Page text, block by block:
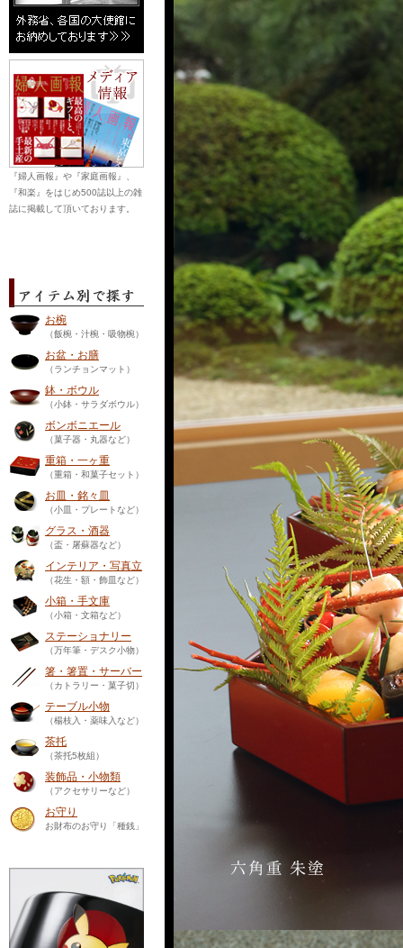
『婦人画報』や『家庭画報』、
『和楽』をはじめ500誌以上の雑
誌に掲載して頂いております。
お椀
（飯椀・汁椀・吸物椀）
お盆・お膳
（ランチョンマット）
鉢・ボウル
（小鉢・サラダボウル）
ボンボニエール
（菓子器・丸器など）
重箱・一ヶ重
（重箱・和菓子セット）
お皿・銘々皿
（小皿・プレートなど）
グラス・酒器
（盃・屠蘇器など）
インテリア・写真立
（花生・額・飾皿など）
小箱・手文庫
（小箱・文箱など）
ステーショナリー
（万年筆・デスク小物）
箸・箸置・サーバー
（カトラリー・菓子切）
テーブル小物
（楊枝入・薬味入など）
茶托
（茶托5枚組）
装飾品・小物類
（アクセサリーなど）
お守り
お財布のお守り「種銭」